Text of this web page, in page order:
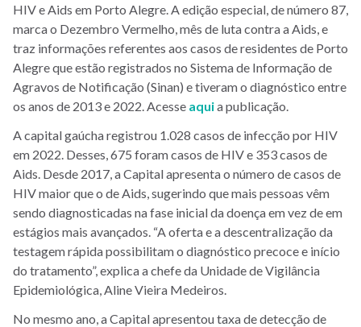
HIV e Aids em Porto Alegre. A edição especial, de número 87,
marca o Dezembro Vermelho, mês de luta contra a Aids, e
traz informações referentes aos casos de residentes de Porto
Alegre que estão registrados no Sistema de Informação de
Agravos de Notificação (Sinan) e tiveram o diagnóstico entre
os anos de 2013 e 2022. Acesse aquia publicação.
A capital gaúcha registrou 1.028 casos de infecção por HIV
em 2022. Desses, 675 foram casos de HIV e 353 casos de
Aids. Desde 2017, a Capital apresenta o número de casos de
HIV maior que o de Aids, sugerindo que mais pessoas vêm
sendo diagnosticadas na fase inicial da doença em vez de em
estágios mais avançados. “A oferta e a descentralização da
testagem rápida possibilitam o diagnóstico precoce e início
do tratamento”, explica a chefe da Unidade de Vigilância
Epidemiológica, Aline Vieira Medeiros.
No mesmo ano, a Capital apresentou taxa de detecção de